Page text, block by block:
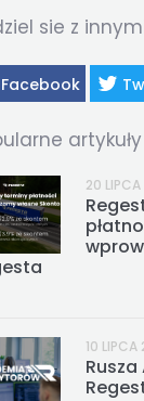
REGESTA
sie z
Facebook
artykuły
20
10 LIPCA